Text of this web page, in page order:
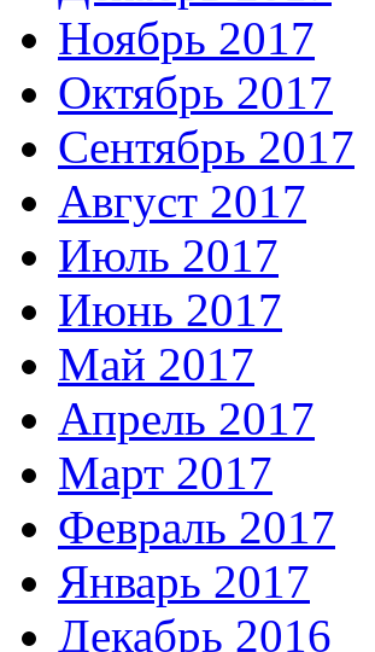
Ноябрь 2017
Октябрь 2017
Сентябрь 2017
Август 2017
Июль 2017
Июнь 2017
Май 2017
Апрель 2017
Март 2017
Февраль 2017
Январь 2017
Декабрь 2016